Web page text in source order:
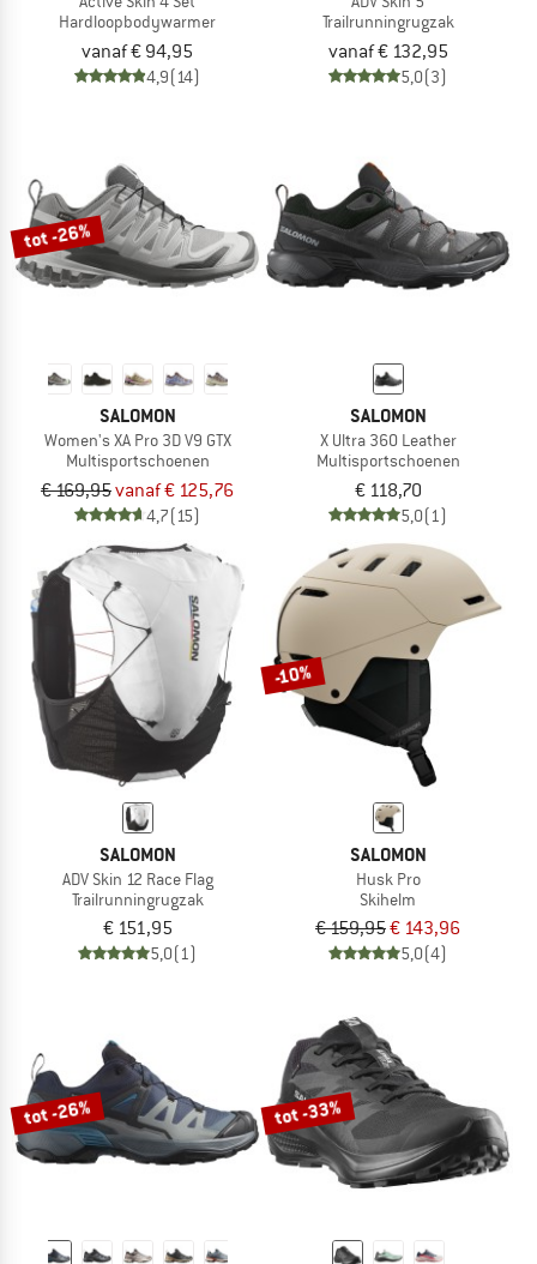
Hardloopbodywarmer
vanaf € 94,95
4,9(14)
Trailrunningrugzak
vanaf € 132,95
5,0(3)
tot -26%
SALOMON
Women's XA Pro 3D V9 GTX
Multisportschoenen
€ 169,95vanaf € 125,76
4,7(15)
SALOMON
X Ultra 360 Leather
Multisportschoenen
€ 118,70
5,0(1)
SALOMON
ADV Skin 12 Race Flag
Trailrunningrugzak
€ 151,95
5,0(1)
-10%
SALOMON
Husk Pro
Skihelm
€ 159,95€ 143,96
5,0(4)
tot -26% tot -33%